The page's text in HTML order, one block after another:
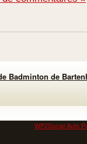
Badminton de
WP2Social Auto